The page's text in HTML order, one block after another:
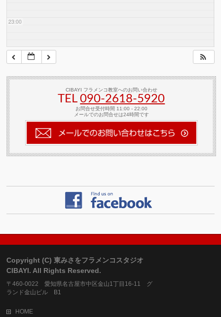
23:00
CIBAYI フラメンコ教室へのお問い合わせ
TEL090-2618‐5920
お問合せ受付時間 11:00 - 22:00
メールでのお問合せは24時間です
Copyright (C) 東みさをフラメンコスタジオ
CIBAYI. All Rights Reserved.
〒460-0022 愛知県名古屋市中区金山1丁目16-11 グ
ランド金山ビル B1
HOME